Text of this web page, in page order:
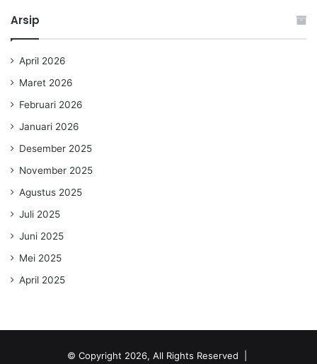
Arsip
April 2026
Maret 2026
Februari 2026
Januari 2026
Desember 2025
November 2025
Agustus 2025
Juli 2025
Juni 2025
Mei 2025
April 2025
© Copyright 2026, All Rights Reserved |